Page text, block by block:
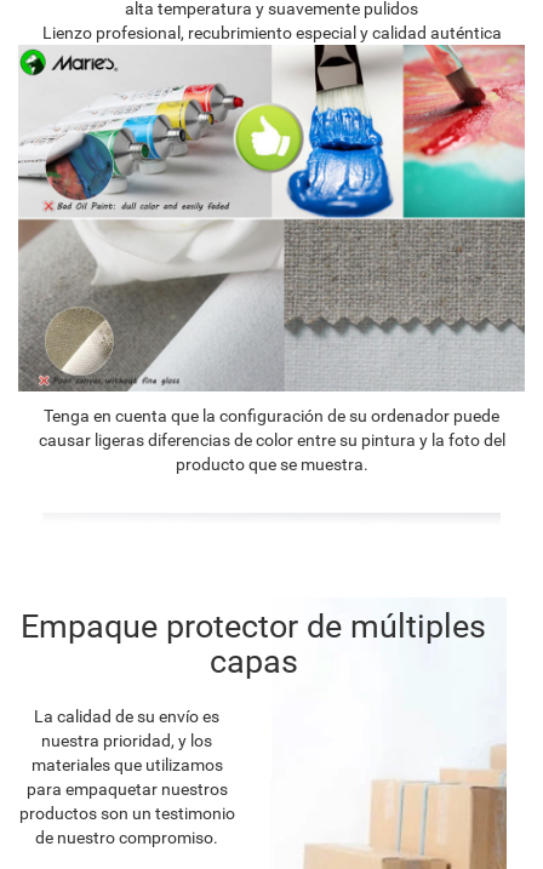
alta temperatura y suavemente pulidos
Lienzo profesional, recubrimiento especial y calidad auténtica
Tenga en cuenta que la configuración de su ordenador puede
causar ligeras diferencias de color entre su pintura y la foto del
producto que se muestra.
Empaque protector de múltiples
capas
La calidad de su envío es
nuestra prioridad, y los
materiales que utilizamos
para empaquetar nuestros
productos son un testimonio
de nuestro compromiso.